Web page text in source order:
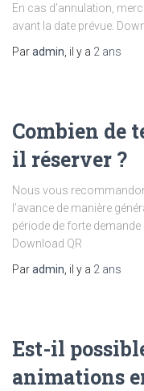
En cas d’annulation,
avant la date prévue.
Paradmin , il y a 2 ans
Combien de
il réserver ?
Nous vous
l’avance de manière
période de forte demande
Download QR
Paradmin , il y a 2 ans
Est-il
animations